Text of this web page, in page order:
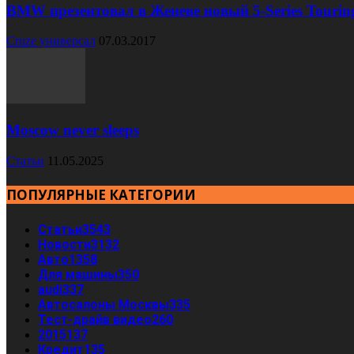
BMW презентовал в Женеве новый 5-Series
Cruze универсал 07.03.2017
Moscow never sleeps
Статьи 11.05.2025
ПОПУЛЯРНЫЕ КАТЕГОРИИ
Статьи3543
Новости3132
Авто1358
Для машины350
audi337
Автосалоны Москвы335
Тест-драйв видео260
2015137
Кредит135